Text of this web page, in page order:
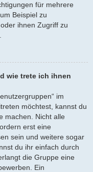
für mehrere
Beispiel zu
ihnen Zugriff zu
wie trete ich ihnen
im
möchtest, kannst du
machen. Nicht alle
erst eine
sein und weitere sogar
du ihr einfach durch
die Gruppe eine
Ein